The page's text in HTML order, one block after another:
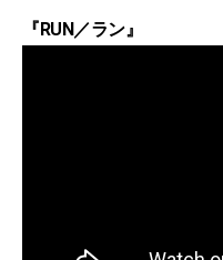
『RUN／ラン』